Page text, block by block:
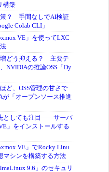
構築
？ 手間なしでAI検証
Colab CLI」
VE」を使ってLXC
どう抑える？ 主要テ
NVIDIAの推論OSS「Dy
ど、OSS管理の甘さで
「オープンソース推進
としても注目――サーバ
」をインストールする
VE」でRocky Linu
マシンを構築する方法
9.6」のセキュリ